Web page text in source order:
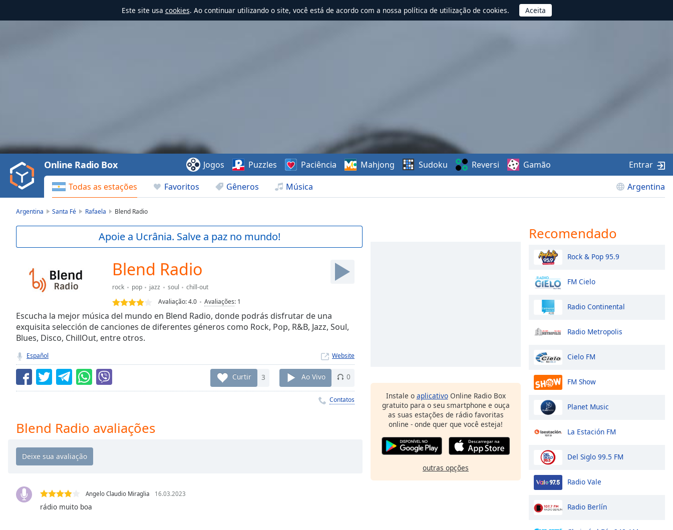
Este site usa cookies. Ao continuar utilizando o site, você está de acordo com a nossa política de utilização de cookies.
Play
Video
Play
Backward
Skip
Current
:
TypeLIVE
Seek to
live,
currently
LIVE
Remaining
Playback
Rate
Chapters
Descriptions
descriptions
Todas as estações Favoritos Gêneros Música Argentina
Online Radio Box Jogos Puzzles Paciência Mahjong Sudoku Reversi Gamão Entrar
Argentina Santa Fé Rafaela Blend Radio
Apoie a Ucrânia. Salve a paz no mundo!
Blend Radio
rock pop jazz soul
chill-out
Avaliação:4.0 Avaliações: 1
Escucha la mejor música del mundo en Blend Radio, donde podrás disfrutar de una
exquisita selección de canciones de diferentes géneros como Rock, Pop, R&B, Jazz, Soul,
Blues, Disco, ChillOut, entre otros.
Español Website
Curtir 3 Ao Vivo 0
Contatos
Blend Radio avaliações
Angelo Claudio Miraglia 16.03.2023
rádio muito boa
Instale o aplicativoOnline Radio Box
gratuito para o seu smartphone e ouça
as suas estações de rádio favoritas
online - onde quer que você esteja!
outras opções
Recomendado
Rock & Pop 95.9
FM Cielo
Radio Continental
Radio Metropolis
Cielo FM
FM Show
Planet Music
La Estación FM
Del Siglo 99.5 FM
Radio Vale
Radio Berlín